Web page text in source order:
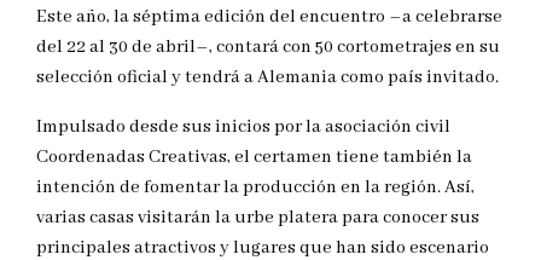
Este año, la séptima edición del encuentro –a celebrarse
del 22 al 30 de abril–, contará con 50 cortometrajes en su
selección oficial y tendrá a Alemania como país invitado.
Impulsado desde sus inicios por la asociación civil
Coordenadas Creativas, el certamen tiene también la
intención de fomentar la producción en la región. Así,
varias casas visitarán la urbe platera para conocer sus
principales atractivos y lugares que han sido escenario